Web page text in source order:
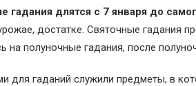
гадания длятся с 7 января до
достатке. Святочные гадания
на полуночные гадания, после
для гаданий служили предметы, в